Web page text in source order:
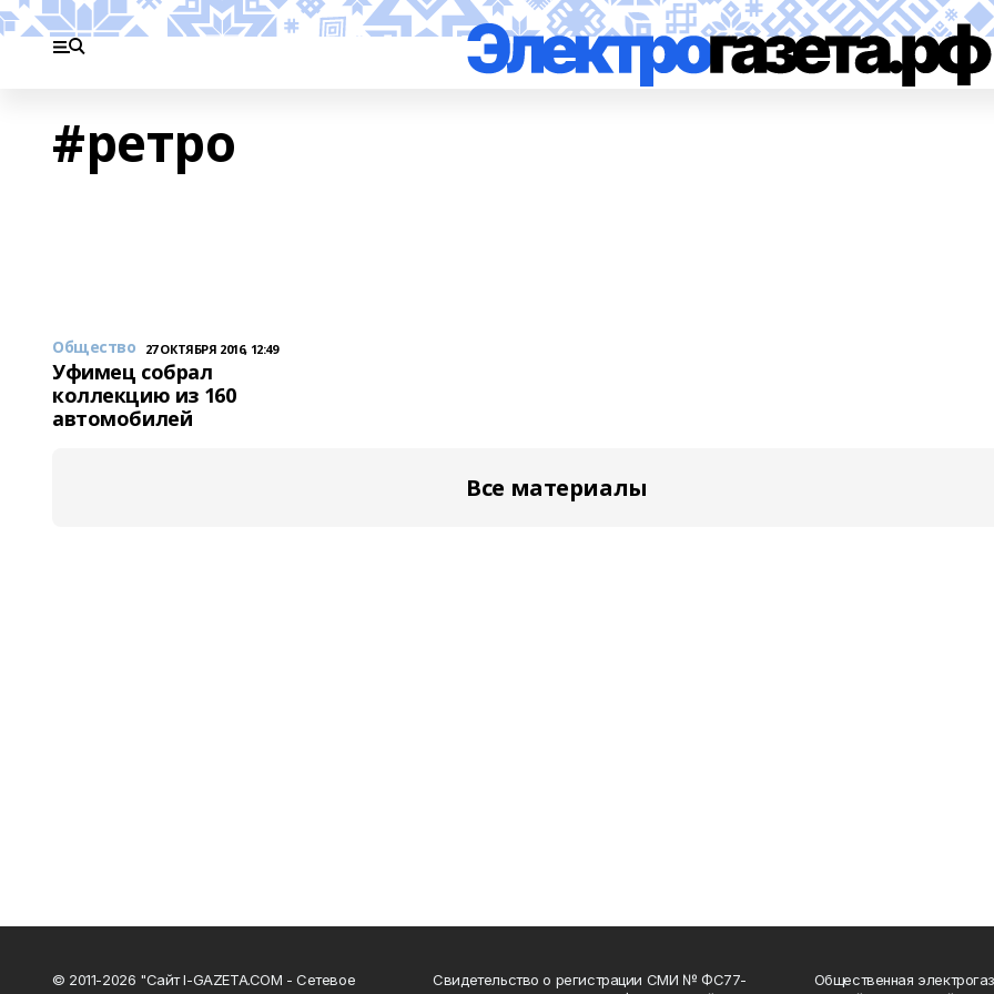
#ретро
Общество 27 ОКТЯБРЯ 2016, 12:49
Уфимец собрал
коллекцию из 160
автомобилей
Все материалы
© 2011-2026 "Сайт I-GAZETA.COM - Сетевое
Свидетельство о регистрации СМИ № ФС77-
Общественная